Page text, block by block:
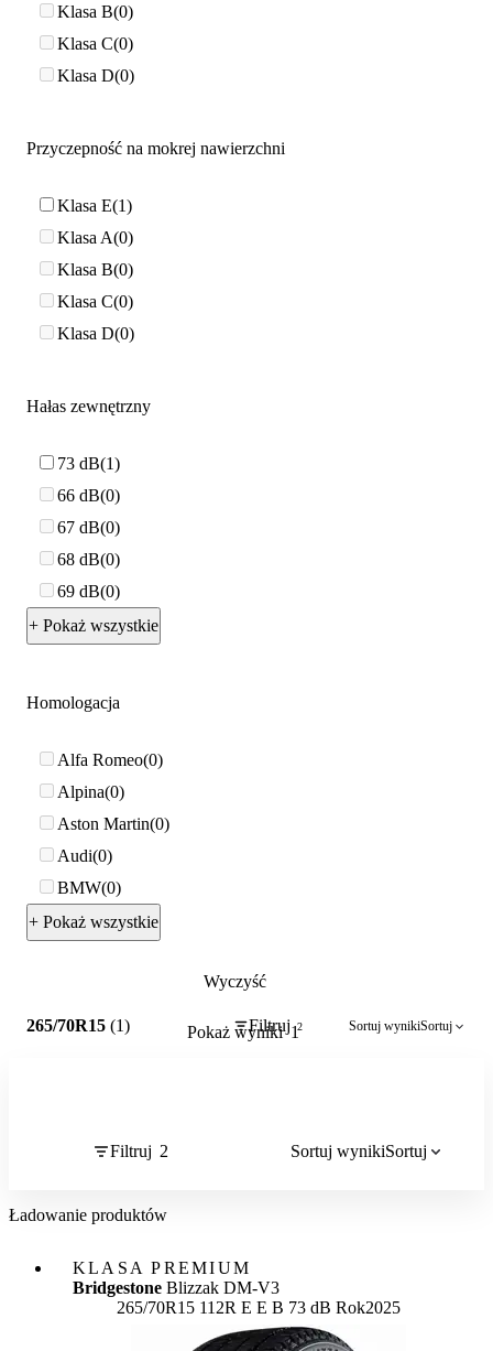
Klasa B 0
Klasa C 0
Klasa D 0
Przyczepność na mokrej nawierzchni
Klasa E 1
Klasa A 0
Klasa B 0
Klasa C 0
Klasa D 0
Hałas zewnętrzny
73 dB 1
66 dB 0
67 dB 0
68 dB 0
69 dB 0
+ Pokaż wszystkie
Homologacja
Alfa Romeo 0
Alpina 0
Aston Martin 0
Audi 0
BMW 0
+ Pokaż wszystkie
Wyczyść
Pokaż wyniki 1
265/70R15 (1) Filtruj 2 Sortuj wynikiSortuj
Filtruj 2 Sortuj wynikiSortuj
Ładowanie produktów
KLASA PREMIUM
Bridgestone Blizzak DM-V3
265/70R15 112R Etykieta:
E E B 73 dB Rok2025